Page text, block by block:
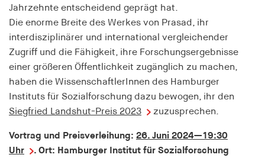
Jahrzehnte entscheidend geprägt hat.
Die enorme Breite des Werkes von Prasad, ihr
interdisziplinärer und international vergleichender
Zugriff und die Fähigkeit, ihre Forschungsergebnisse
einer größeren Öffentlichkeit zugänglich zu machen,
haben die WissenschaftlerInnen des Hamburger
Instituts für Sozialforschung dazu bewogen, ihr den
Siegfried Landshut-Preis 2023
zuzusprechen.
Vortrag und Preisverleihung: 26. Juni 2024—19:30
Uhr
. Ort: Hamburger Institut für Sozialforschung
Bereiche der Webseite ermöglichen. Die Webseite
kann ohne diese Cookies nicht richtig
funktionieren.
cookie_consent
Name:
cookie_consent
his-online.de